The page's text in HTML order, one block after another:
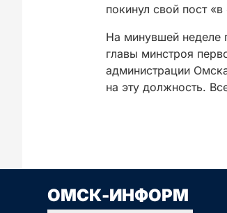
покинул свой пост
На минувшей неделе
главы минстроя
администрации
на эту должность.
ОМСК-ИНФОРМ